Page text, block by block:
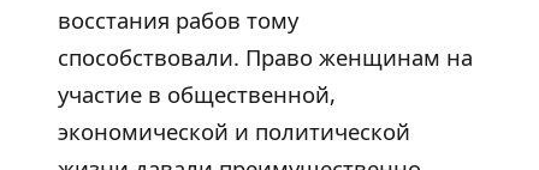
восстания рабов тому
способствовали. Право женщинам на
участие в общественной,
экономической и политической